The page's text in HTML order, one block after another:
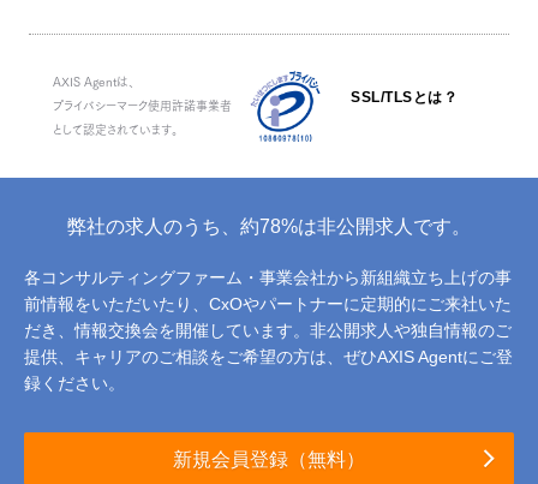
AXIS Agentは、
プライバシーマーク使用許諾事業者
として認定されています。
SSL/TLSとは？
弊社の求人のうち、約78%は非公開求人です。
各コンサルティングファーム・事業会社から新組織立ち上げの事
前情報をいただいたり、 CxOやパートナーに定期的にご来社いた
だき、情報交換会を開催しています。 非公開求人や独自情報のご
提供、キャリアのご相談をご希望の方は、ぜひAXIS Agentにご登
録ください。
新規会員登録（無料）